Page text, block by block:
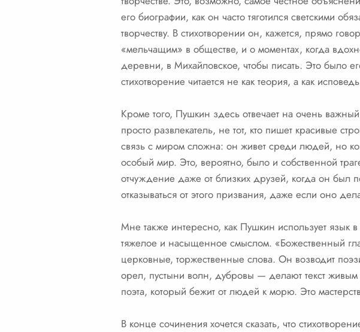
его биографии, как он часто тяготился светскими
творчеству. В стихотворении он, кажется, прямо
«мельчащим» в обществе, и о моментах, когда
деревни, в Михайловское, чтобы писать. Это было
стихотворение читается не как теория, а как
Кроме того, Пушкин здесь отвечает на очень
просто развлекатель, не тот, кто пишет красивые
связь с миром сложна: он живет среди людей, но
особый мир. Это, вероятно, было и собственной
отчуждение даже от близких друзей, когда он был
отказываться от этого призвания, даже если оно
Мне также интересно, как Пушкин использует язык
тяжелое и насыщенное смыслом. «Божественный
церковные, торжественные слова. Он возводит
орел, пустыни волн, дубровы — делают текст
поэта, который бежит от людей к морю. Это
В конце сочинения хочется сказать, что